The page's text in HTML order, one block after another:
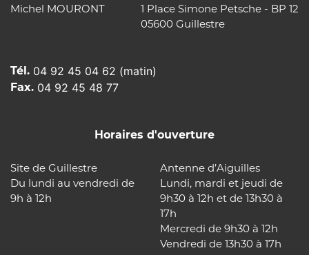
Michel MOURONT
1 Place Simone Petsche - BP 12
05600 Guillestre
Tél. 04 92 45 04 62 (matin)
Fax. 04 92 45 48 77
Horaires d'ouverture
Site de Guillestre
Du lundi au vendredi de
9h à 12h
Antenne d’Aiguilles
Lundi, mardi et jeudi de
9h30 à 12h et de 13h30 à
17h
Mercredi de 9h30 à 12h
Vendredi de 13h30 à 17h